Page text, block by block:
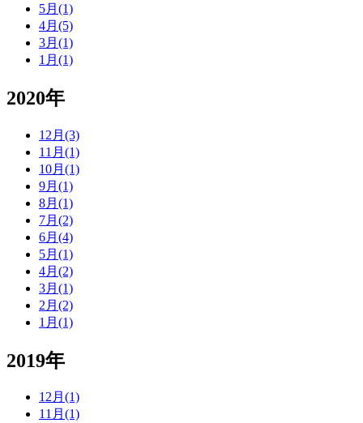
5月(1)
4月(5)
3月(1)
1月(1)
2020年
12月(3)
11月(1)
10月(1)
9月(1)
8月(1)
7月(2)
6月(4)
5月(1)
4月(2)
3月(1)
2月(2)
1月(1)
2019年
12月(1)
11月(1)